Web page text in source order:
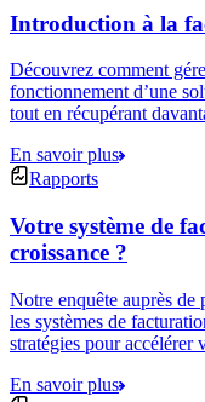
Introduction à la
Découvrez comment
fonctionnement d’une
tout en récupérant
En savoir plus
Rapports
Votre système de
croissance ?
Notre enquête auprès
les systèmes de
stratégies pour accélérer
En savoir plus